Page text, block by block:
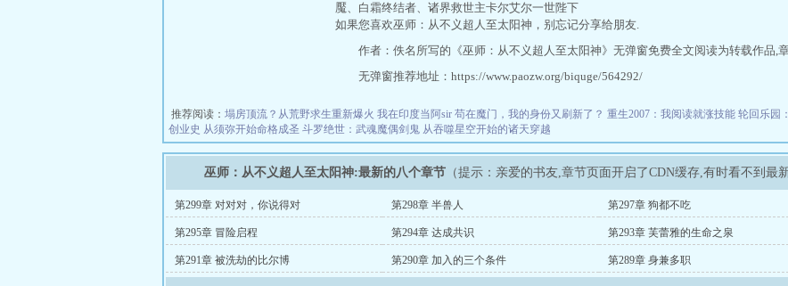
魘、白霜终结者、诸界救世主卡尔艾尔一世陛下
如果您喜欢巫师：从不义超人至太阳神，别忘记分享给朋友.
作者：佚名所写的《巫师：从不义超人至太阳神》无弹窗免费全文阅读为转载作品,
无弹窗推荐地址：https://www.paozw.org/biquge/564292/
推荐阅读： 塌房顶流？从荒野求生重新爆火 我在印度当阿sir 苟在魔门，我的身份又刷新了？ 重生2007：我阅读就涨技能 轮回乐园
创业史 从须弥开始命格成圣 斗罗绝世：武魂魔偶剑鬼 从吞噬星空开始的诸天穿越
巫师：从不义超人至太阳神:最新的八个章节 （提示：亲爱的书友,章节页面开启了CDN缓存,有时看不到最
第299章 对对对，你说得对 第298章 半兽人 第297章 狗都不吃
第295章 冒险启程 第294章 达成共识 第293章 芙蕾雅的生命之泉
第291章 被洗劫的比尔博 第290章 加入的三个条件 第289章 身兼多职